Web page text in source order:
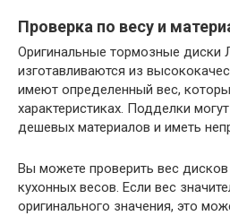
Проверка по весу и
Оригинальные тормозные диски
изготавливаются из
имеют определенный вес,
характеристиках. Подделки
дешевых материалов и иметь
Вы можете проверить вес
кухонных весов. Если вес
оригинального значения, это